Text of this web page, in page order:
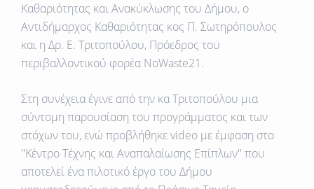
Καθαριότητας και Ανακύκλωσης του Δήμου, o
Αντιδήμαρχος Καθαριότητας κος Π. Σωτηρόπουλος
και η Δρ. Ε. Τριτοπούλου, Πρόεδρος του
περιβαλλοντικού φορέα ΝoWaste21.
Στη συνέχεια έγινε από την κα Τριτοπούλου μια
σύντομη παρουσίαση του προγράμματος και των
στόχων του, ενώ προβλήθηκε video με έμφαση στο
''Κέντρο Τέχνης και Αναπαλαίωσης Επίπλων'' που
αποτελεί ένα πιλοτικό έργο του Δήμου